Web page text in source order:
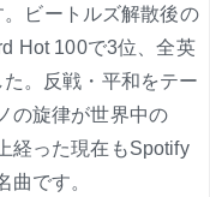
ビートルズ解散後の
Hot 100で3位、全英
。反戦・平和をテー
の旋律が世界中の
経った現在もSpotify
曲です。